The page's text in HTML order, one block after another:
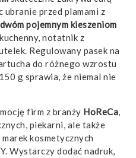
ubranie przed plamami z
dwóm pojemnym kieszeniom
notatnik z
Regulowany pasek na
do różnego wzrostu
g sprawia, że niemal nie
firm z branży HoReCa,
piekarni, ale także
kosmetycznych
Wystarczy dodać nadruk,